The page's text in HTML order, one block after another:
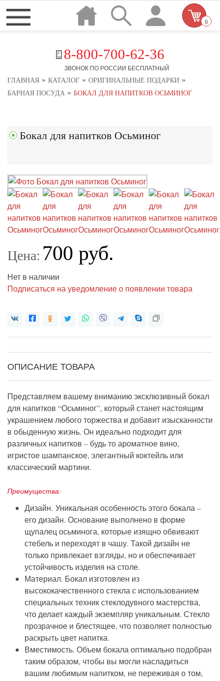
8-800-700-62-36
ЗВОНОК ПО РОССИИ БЕСПЛАТНЫЙ
0
ГЛАВНАЯ » КАТАЛОГ » ОРИГИНАЛЬНЫЕ ПОДАРКИ »
БАРНАЯ ПОСУДА » БОКАЛ ДЛЯ НАПИТКОВ ОСЬМИНОГ
Бокал для напитков Осьминог
Цена: 700 руб.
Нет в наличии
Подписаться на уведомление о появлении товара
ОПИСАНИЕ ТОВАРА
Представляем вашему вниманию эксклюзивный бокал
для напитков “Осьминог”, который станет настоящим
украшением любого торжества и добавит изысканности
в обыденную жизнь. Он идеально подходит для
различных напитков – будь то ароматное вино,
игристое шампанское, элегантный коктейль или
классический мартини.
Преимущества:
Дизайн. Уникальная особенность этого бокала –
его дизайн. Основание выполнено в форме
щупалец осьминога, которые изящно обвивают
стебель и переходят в чашу. Такой дизайн не
только привлекает взгляды, но и обеспечивает
устойчивость изделия на столе.
Материал. Бокал изготовлен из
высококачественного стекла с использованием
специальных техник стеклодувного мастерства,
что делает каждый экземпляр уникальным. Стекло
прозрачное и блестящее, что позволяет полностью
раскрыть цвет напитка.
Вместимость. Объем бокала оптимально подобран
таким образом, чтобы вы могли насладиться
вашим любимым напитком, не переживая о том,